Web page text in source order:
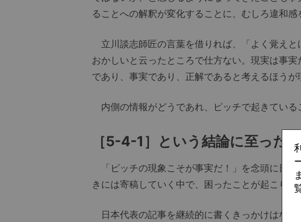
ることへの解釈が変化することに、むしろ違和感
立川談志師匠の言葉を借りれば、「よく覚え
おかしいと云ったところで仕方ない。現実は事
であり、事実であり、正解であると考えるほうが
内側の情報がどうであれ、ピッチで起きている
［5-4-1］という結論に至った
「ピッチの現象こそが事実だ！」を念頭に日本
きには寄稿していく中で、困ったことが起こりま
日本代表の記事を継続的に書くきっかけはなん